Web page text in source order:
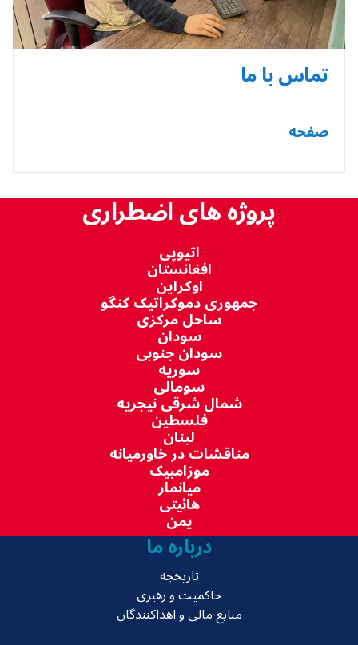
تماس با ما
صفحه
پروژه های اضطراری
اتیوپی
افغانستان
اوکراین
جمهوری دموکراتیک کنگو
ساحل مرکزی
سودان
سودان جنوبی
سوریه
سومالی
شمال شرقی نیجریه
فلسطین
لبنان
مناقشات در خاورمیانه
موزامبیک
میانمار
هائیتی
یمن
درباره ما
تاریخچه
حاکمیت و رهبری
منابع مالی و اهداکنندگان